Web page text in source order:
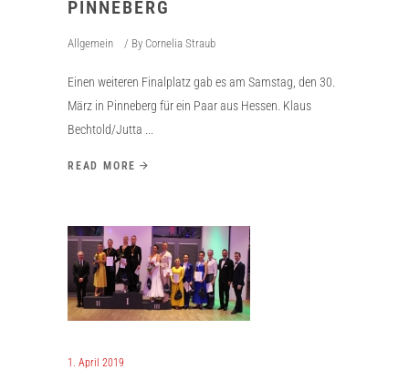
PINNEBERG
Allgemein By Cornelia Straub
Einen weiteren Finalplatz gab es am Samstag, den 30.
März in Pinneberg für ein Paar aus Hessen. Klaus
Bechtold/Jutta
READ MORE
1. April 2019